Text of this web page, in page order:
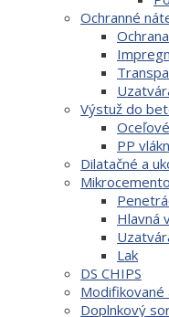
Ochranné
Výstuž do
PP
Dilatačné a
Hlavná
Lak
DS CHIPS
Doplnkový